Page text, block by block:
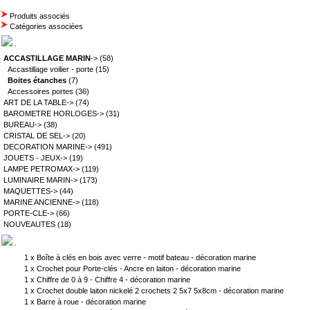
Produits associés
Catégories associées
ACCASTILLAGE MARIN-> (58)
Accastillage voilier - porte (15)
Boites étanches (7)
Accessoires portes (36)
ART DE LA TABLE-> (74)
BAROMETRE HORLOGES-> (31)
BUREAU-> (38)
CRISTAL DE SEL-> (20)
DECORATION MARINE-> (491)
JOUETS - JEUX-> (19)
LAMPE PETROMAX-> (119)
LUMINAIRE MARIN-> (173)
MAQUETTES-> (44)
MARINE ANCIENNE-> (118)
PORTE-CLE-> (66)
NOUVEAUTES (18)
1 x Boîte à clés en bois avec verre - motif bateau - décoration marine
1 x Crochet pour Porte-clés - Ancre en laiton - décoration marine
1 x Chiffre de 0 à 9 - Chiffre 4 - décoration marine
1 x Crochet double laiton nickelé 2 crochets 2 5x7 5x8cm - décoration marine
1 x Barre à roue - décoration marine